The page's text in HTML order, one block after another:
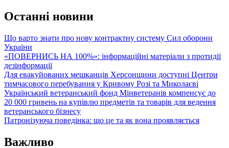
Останні новини
Що варто знати про нову контрактну систему Сил оборони
України
«ПОВЕРНИСЬ НА 100%»: інформаційні матеріали з протидії
дезінформації
Для евакуйованих мешканців Херсонщини доступні Центри
тимчасового перебування у Кривому Розі та Миколаєві
Український ветеранський фонд Мінветеранів компенсує до
20 000 гривень на купівлю предметів та товарів для ведення
ветеранського бізнесу
Патронізуюча поведінка: що це та як вона проявляється
Важливо